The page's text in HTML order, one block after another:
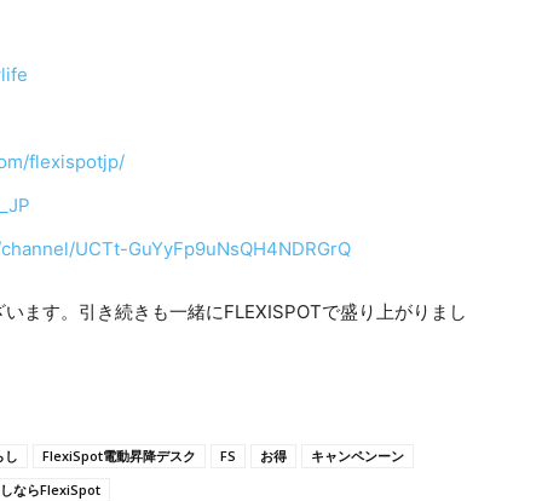
flexispotjp/
UCTt-GuYyFp9uNsQH4NDRGrQ
ます。引き続きも一緒にFLEXISPOTで盛り上がりまし
し FlexiSpot電動昇降デスク FS お得
キャンペンーン
ならFlexiSpot